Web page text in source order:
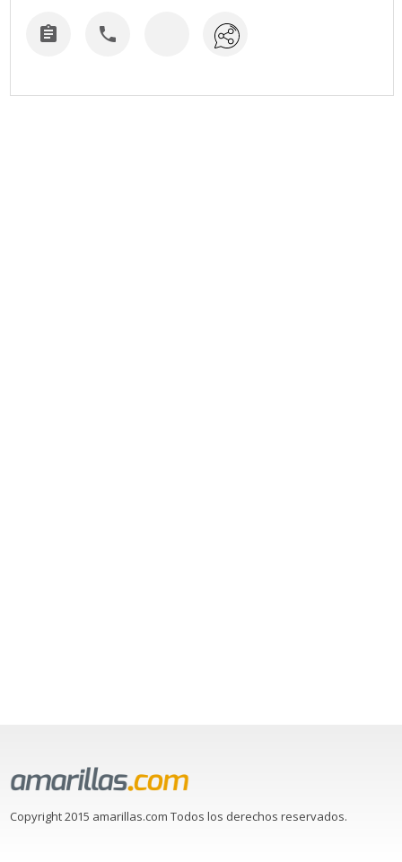
 
Copyright 2015 amarillas.com Todos los derechos reservados.